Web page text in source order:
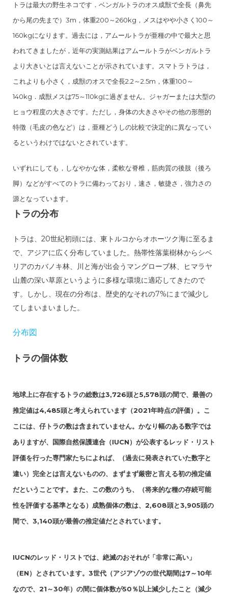
トラは最大の野生ネコです．ベンガルトラのオス成獣で全長（鼻先
から尾の先まで）3m，体重200～260kg，メスはやや小さく100～
160kgになります。過去には，アムールトラが亜種の中で最大と思
われてきましたが，近年の実測結果はアムールトラがベンガルトラ
より大きいとは言えないことが示されています。スマトラトラは，
これよりも小さく，成獣のオスで全長2.2～2.5m，体重100～
140kg．成獣メスは75～110kgに過ぎません。ジャガーまたは大型の
ヒョウ程度の大きさです。ただし，身体の大きさやその他の形態的
特徴（毛皮の色など）は，亜種どうしの比較で決定的に異なってい
るというわけではないとされています。
いずれにしても，しなやかな体，柔軟な脊椎，筋肉質の後肢（後ろ
脚）などがすべてのトラに備わっており，速さ，敏捷さ，強力さの
源となっています。
トラの分布
トラは、20世紀初頭には、東トルコからオホーツク海に至るま
で、アジアに広く分布していました。熱帯性落葉樹林からシベ
リアのカバノキ林、川と海が出会うマングローブ林、ヒマラヤ
山麓の深い草原というように多様な環境に適応してきたので
す。しかし、現在の分布は、歴史的なそれの7%にまで減少し
てしまいまいました。
分布図
トラの個体数
地球上に存在するトラの総数は3,726頭と5,578頭の間で、最善の
推定値は4,485頭と考えられています（2021年時点の評価）。こ
こには、仔トラの数は含まれていません。かなり幅のある数字では
ありますが、国際自然保護連合（IUCN）が公表するレッド・リスト
評価を行った専門家たちによれば、（過去に発表されていた数字と
違い）完全とは言えないものの、まずまず厳密と言える初の推定値
だということです。また、この数のうち、（将来的な種の存続可能
性を評価する基準となる）成熟個体の数は、2,608頭と3,905頭の
間で、3,140頭が最善の推定値だとされています。
IUCNのレッド・リストでは、絶滅のおそれが「非常に高い」
（EN）とされています。3世代（アジアゾウの世代期間は7～10年
なので、21～30年）の間に個体数が50％以上減少したこと（減少